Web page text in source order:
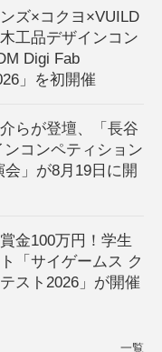
ズ×コクヨ×VUILD
工品デザインコン
Digi Fab
」を初開催
らが登壇、「長谷
コンペティション
」が8月19日に開
金100万円！学生
「サイゲームス ク
スト2026」が開催
一覧